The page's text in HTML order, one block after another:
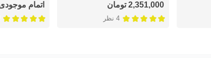
2,351,000 تومان
4 نظر
اتمام